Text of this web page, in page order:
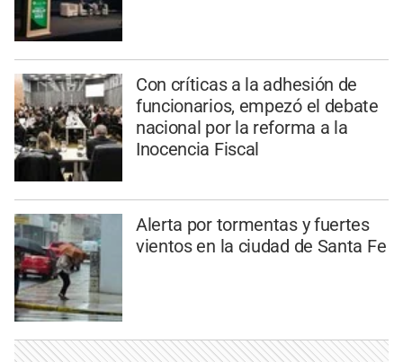
Con críticas a la adhesión de
funcionarios, empezó el debate
nacional por la reforma a la
Inocencia Fiscal
Alerta por tormentas y fuertes
vientos en la ciudad de Santa Fe